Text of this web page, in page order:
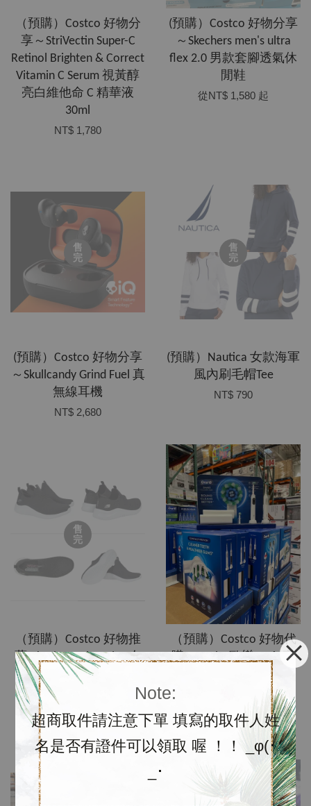
Note:
超商取件請注意下單 填寫的取件人姓
名是否有證件可以領取 喔 ！！ _φ(･
_･
（預購）Costco 好物分
享～StriVectin Super-C
Retinol Brighten & Correct
Vitamin C Serum 視黃醇
亮白維他命 C 精華液
30ml
NT$ 1,780
(預購）Costco 好物分享
～Skechers men's ultra
flex 2.0 男款套腳透氣休
閒鞋
從NT$ 1,580 起
售
完
(預購）Costco 好物分享
～Skullcandy Grind Fuel 真
無線耳機
NT$ 2,680
售
完
(預購）Nautica 女款海軍
風內刷毛帽Tee
NT$ 790
售
完
（預購）Costco 好物推
薦-Skechers Ultra Flex 女
款輕量套腳休閒鞋
從NT$ 1,580
（預購）Costco 好物代
購～Oral-B歐樂B 360高
階款電動牙刷2件組
加入購物車